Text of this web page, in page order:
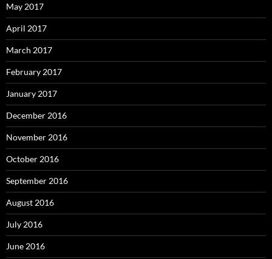
May 2017
April 2017
March 2017
February 2017
January 2017
December 2016
November 2016
October 2016
September 2016
August 2016
July 2016
June 2016